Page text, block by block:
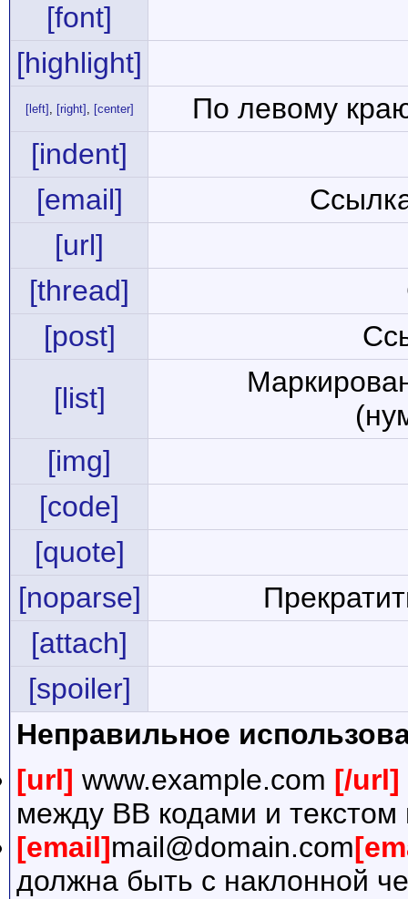
[font]
[highlight]
[left] , [right] , [center]
По левому
[indent]
[email]
[url]
[thread]
[post]
[list]
[img]
[code]
[quote]
[noparse]
[attach]
[spoiler]
Неправильное
[url] www.example.com [/url]
между BB кодами и текстом
[email]mail@domain.com
должна быть с наклонной